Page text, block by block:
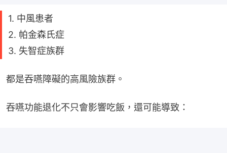
1. 中風患者
2. 帕金森氏症
3. 失智症族群
都是吞嚥障礙的高風險族群。
吞嚥功能退化不只會影響吃飯，還可能導致：